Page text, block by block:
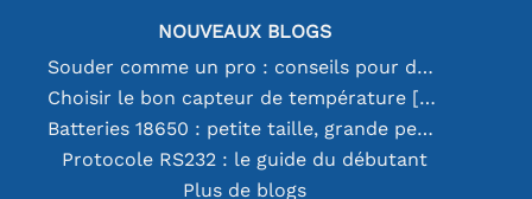
NOUVEAUX BLOGS
Souder comme un pro : conseils pour des connexions électroniques parfaites
Choisir le bon capteur de température [youtube]
Batteries 18650 : petite taille, grande performance
Protocole RS232 : le guide du débutant
Plus de blogs